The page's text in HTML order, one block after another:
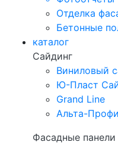
Отделка
Бетонные
каталог
Сайдинг
Виниловый
Ю-Пласт
Grand Line
Альта-
Фасадные панели